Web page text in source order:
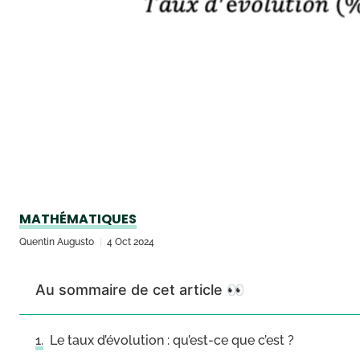
MATHÉMATIQUES
Quentin Augusto 4 Oct 2024
Au sommaire de cet article 👀
Le taux d’évolution : qu’est-ce que c’est ?